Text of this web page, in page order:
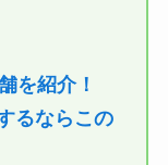
を紹介！
るならこの